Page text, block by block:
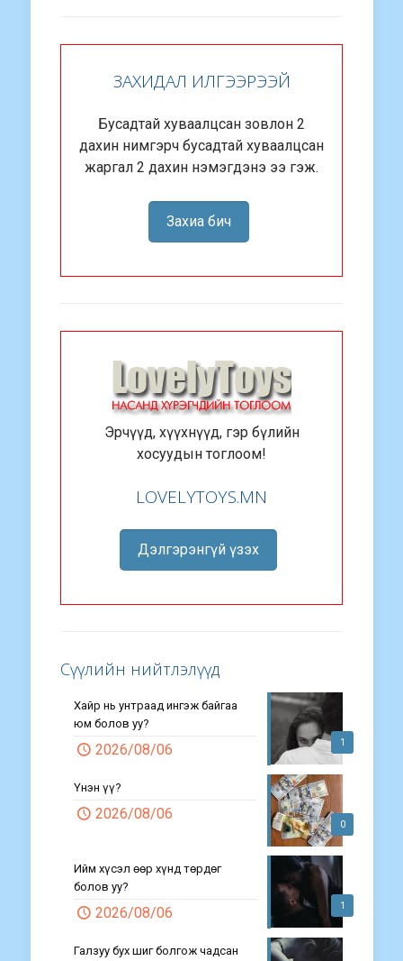
ЗАХИДАЛ ИЛГЭЭРЭЭЙ
Бусадтай хуваалцсан зовлон 2
дахин нимгэрч бусадтай хуваалцсан
жаргал 2 дахин нэмэгдэнэ ээ гэж.
Захиа бич
Эрчүүд, хүүхнүүд, гэр бүлийн
хосуудын тоглоом!
LOVELYTOYS.MN
Дэлгэрэнгүй үзэх
Сүүлийн нийтлэлүүд
1
Хайр нь унтраад ингэж байгаа
юм болов уу?
2026/08/06
0
Үнэн үү?
2026/08/06
1
Ийм хүсэл өөр хүнд төрдөг
болов уу?
2026/08/06
Галзуу бух шиг болгож чадсан